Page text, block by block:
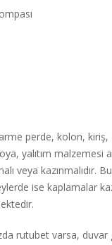
perde, kolon,
yalıtım malzemesi
veya kazınmalıdır.
ise kaplamalar
rutubet varsa,